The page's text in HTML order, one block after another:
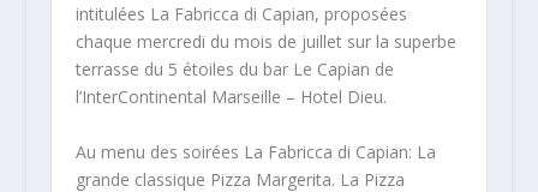
intitulées La Fabricca di Capian, proposées
chaque mercredi du mois de juillet sur la superbe
terrasse du 5 étoiles du bar Le Capian de
l’InterContinental Marseille – Hotel Dieu.
Au menu des soirées La Fabricca di Capian: La
grande classique Pizza Margerita. La Pizza